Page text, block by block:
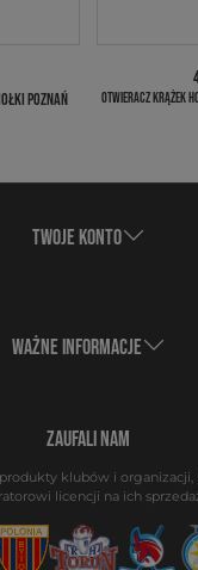
POZNAŃ OTWIERACZ KRĄŻEK
TWOJE KONTO
WAŻNE INFORMACJE
ZAUFALI NAM
klubów i organizacji,
licencji na ich